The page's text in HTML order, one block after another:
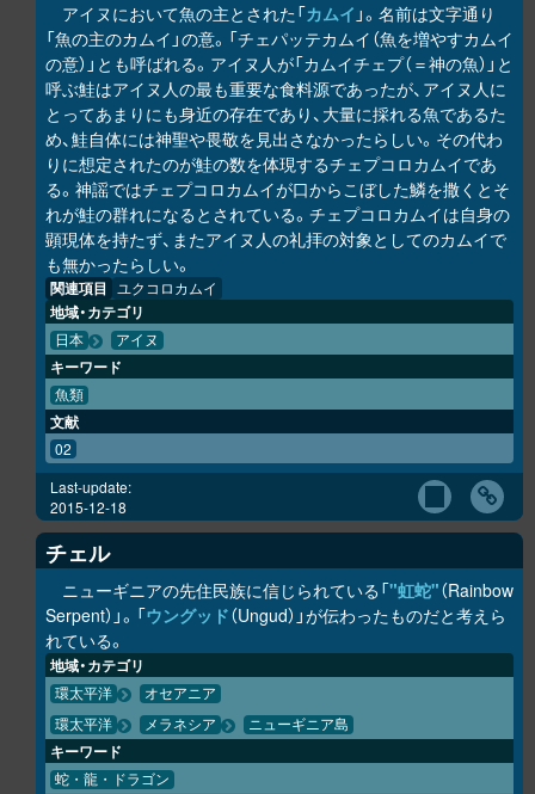
アイヌにおいて魚の主とされた「カムイ 」。名前は文字通り
「魚の主のカムイ」の意。「チェパッテカムイ（魚を増やすカムイ
の意）」とも呼ばれる。アイヌ人が「カムイチェプ（＝神の魚）」と
呼ぶ鮭はアイヌ人の最も重要な食料源であったが、アイヌ人に
とってあまりにも身近の存在であり、大量に採れる魚であるた
め、鮭自体には神聖や畏敬を見出さなかったらしい。その代わ
りに想定されたのが鮭の数を体現するチェプコ ロカムイであ
る。神謡ではチェプコ ロカムイが口からこぼした鱗を撒くとそ
れが鮭の群れになるとされている。チェプコ ロカムイは自身の
顕現体を持たず、またアイヌ人の礼拝の対象としてのカムイで
も無かったらしい。
関連項目 ユ ク コ ロカムイ
地域・カテゴリ
日本 アイヌ
キーワード
魚類
文献
02
Last-update:
2015-12-18
チェル
ニューギニアの先住民族に信じられている「"虹蛇"（Rainbow
Serpent）」。「ウングッド（Ungud）」が伝わったものだと考えら
れている。
地域・カテゴリ
環太平洋
オセアニア
環太平洋
メラネシア ニューギニア島
キーワード
蛇・龍・ドラゴン